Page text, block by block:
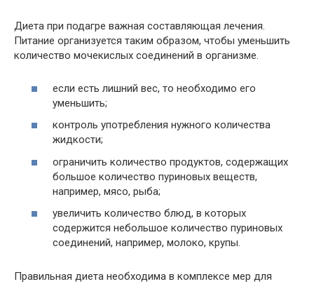
Диета при подагре важная составляющая лечения.
Питание организуется таким образом, чтобы уменьшить
количество мочекислых соединений в организме.
если есть лишний вес, то необходимо его
уменьшить;
контроль употребления нужного количества
жидкости;
ограничить количество продуктов, содержащих
большое количество пуриновых веществ,
например, мясо, рыба;
увеличить количество блюд, в которых
содержится небольшое количество пуриновых
соединений, например, молоко, крупы.
Правильная диета необходима в комплексе мер для